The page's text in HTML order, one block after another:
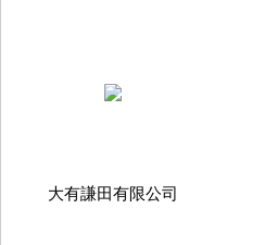
大有謙田有限公司